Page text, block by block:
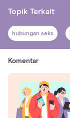
Topik Terkait
hubungan seks
Komentar